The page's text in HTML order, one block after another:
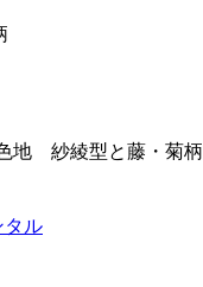
地 紗綾型と藤・菊柄